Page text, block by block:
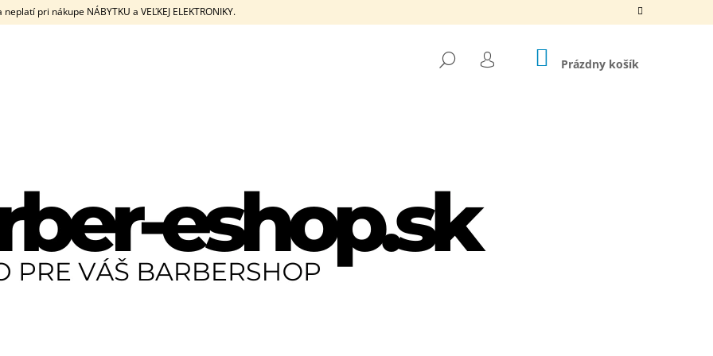
pri nákupe NÁBYTKU a VEĽKEJ ELEKTRONIKY.
HĽADAŤ
PRIHLÁSENIE
NÁKUPNÝ
KOŠÍK
Prázdny košík
ODPORÚČAME